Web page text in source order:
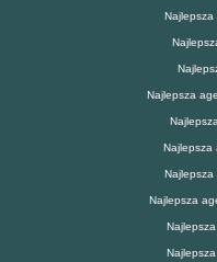
Najlepsza
Najlepsza
Najlepsza
Najlepsza
Najlepsza